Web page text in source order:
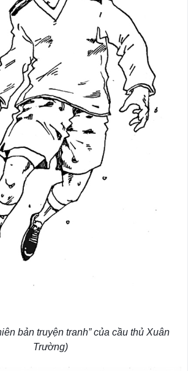
bản truyện tranh” của cầu thủ Xuân
Trường)